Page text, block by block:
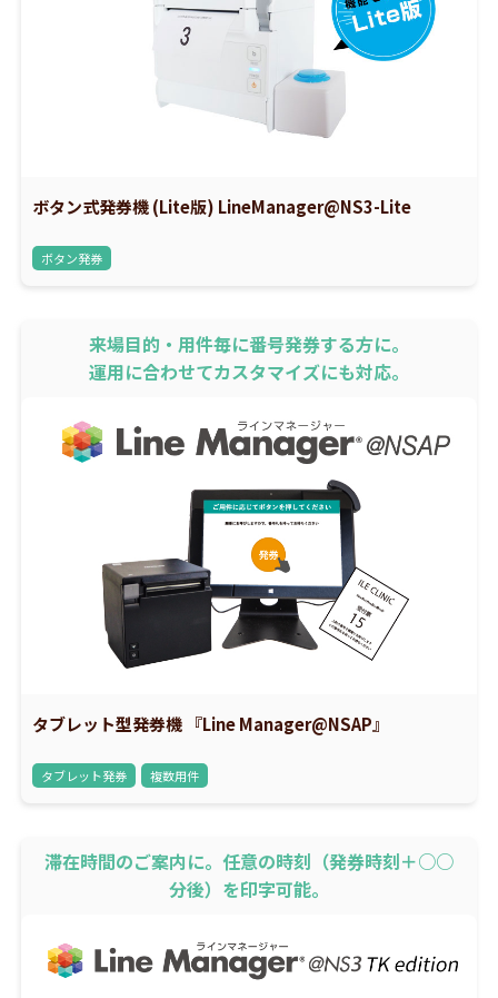
ボタン式発券機 (Lite版) LineManager@NS3-Lite
ボタン発券
来場目的・用件毎に番号発券する方に。
運用に合わせてカスタマイズにも対応。
タブレット型発券機 『Line Manager@NSAP』
タブレット発券 複数用件
滞在時間のご案内に。任意の時刻（発券時刻＋○○
分後）を印字可能。